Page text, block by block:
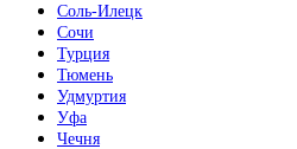
Соль-Илецк
Сочи
Турция
Тюмень
Удмуртия
Уфа
Чечня